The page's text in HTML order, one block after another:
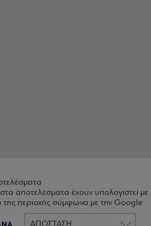
αποτελέσματα έχουν υπολογιστεί με
της περιοχής σύμφωνα με την Google